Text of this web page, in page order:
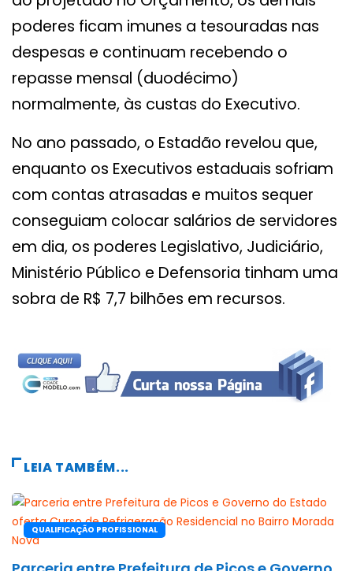
poderes ficam imunes a tesouradas nas
despesas e continuam recebendo o
repasse mensal (duodécimo)
normalmente, às custas do Executivo.
No ano passado, o Estadão revelou que,
enquanto os Executivos estaduais sofriam
com contas atrasadas e muitos sequer
conseguiam colocar salários de servidores
em dia, os poderes Legislativo, Judiciário,
Ministério Público e Defensoria tinham uma
sobra de R$ 7,7 bilhões em recursos.
LEIA TAMBÉM...
QUALIFICAÇÃO PROFISSIONAL